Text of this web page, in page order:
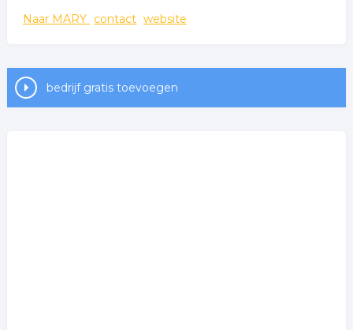
Naar MARY contact website
bedrijf gratis toevoegen